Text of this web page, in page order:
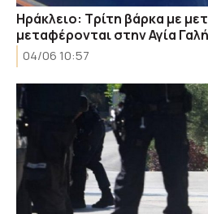
Ηράκλειο: Τρίτη βάρκα με
μεταφέρονται στην Αγία
04/06 10:57